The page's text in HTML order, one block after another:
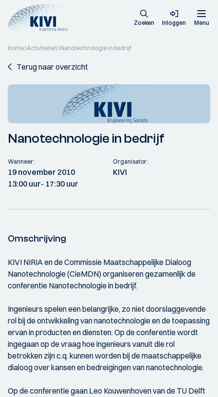
Zoeken Inloggen Menu
Home Activiteiten Nanotechnologie in bedrijf
Terug naar overzicht
Nanotechnologie in bedrijf
Wanneer:
19 november 2010
13:00 uur- 17:30 uur
Organisator:
KIVI
Omschrijving
KIVI NIRIA en de Commissie Maatschappelijke Dialoog
Nanotechnologie (CieMDN) organiseren gezamenlijk de
conferentie Nanotechnologie in bedrijf.
Ingenieurs spelen een belangrijke, zo niet doorslaggevende
rol bij de ontwikkeling van nanotechnologie en de toepassing
ervan in producten en diensten. Op de conferentie wordt
ingegaan op de vraag hoe ingenieurs vanuit die rol
betrokken zijn c.q. kunnen worden bij de maatschappelijke
dialoog over kansen en bedreigingen van nanotechnologie.
Op de conferentie gaan Leo Kouwenhoven van de TU Delft